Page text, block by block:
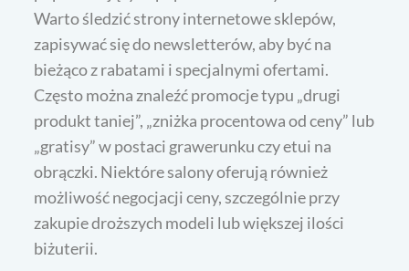
Warto śledzić strony internetowe sklepów,
zapisywać się do newsletterów, aby być na
bieżąco z rabatami i specjalnymi ofertami.
Często można znaleźć promocje typu „drugi
produkt taniej”, „zniżka procentowa od ceny” lub
„gratisy” w postaci grawerunku czy etui na
obrączki. Niektóre salony oferują również
możliwość negocjacji ceny, szczególnie przy
zakupie droższych modeli lub większej ilości
biżuterii.